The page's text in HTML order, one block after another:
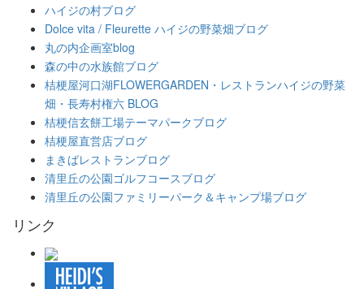
ハイジの村ブログ
Dolce vita / Fleurette ハイジの野菜畑ブログ
丸の内企画室blog
森の中の水族館ブログ
桔梗屋河口湖FLOWERGARDEN・レストランハイジの野菜
畑・長寿村権六 BLOG
桔梗信玄餅工場テーマパークブログ
桔梗屋直営店ブログ
まきばレストランブログ
清里丘の公園ゴルフコースブログ
清里丘の公園ファミリーパーク＆キャンプ場ブログ
リンク